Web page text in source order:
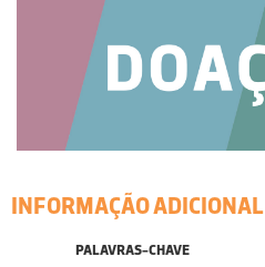
INFORMAÇÃO ADICIONAL
PALAVRAS-CHAVE